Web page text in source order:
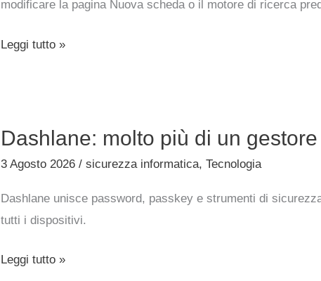
modificare la pagina Nuova scheda o il motore di ricerca
che
la
Leggi tutto »
Dashlane: molto più di un
3 Agosto 2026 / sicurezza informatica, Tecnologia
Dashlane unisce password, passkey e strumenti di
tutti i dispositivi.
molto
più
un
gestore
password
Leggi tutto »